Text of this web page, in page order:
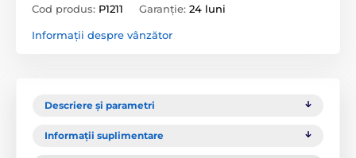
Cod produs: P1211 Garanție: 24 luni
Informații despre vânzător
Descriere și parametri
Informații suplimentare